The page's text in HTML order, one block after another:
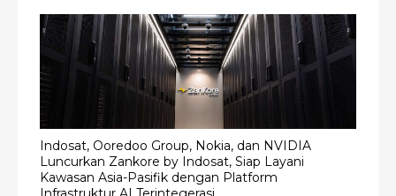
Indosat, Ooredoo Group, Nokia, dan NVIDIA
Luncurkan Zankore by Indosat, Siap Layani
Kawasan Asia-Pasifik dengan Platform